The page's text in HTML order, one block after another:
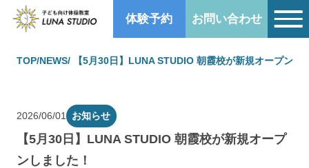
体験予約 お問い合わせ
TOP/NEWS/ 【5月30日】LUNA STUDIO 朝霞校が新規オープンし
2026/06/01 お知らせ
【5月30日】LUNA STUDIO 朝霞校が新規オープ
ンしました！